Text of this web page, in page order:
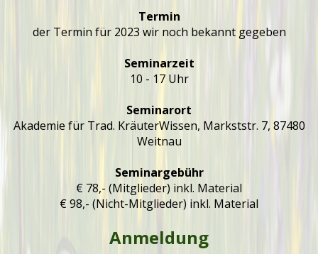
Termin
der Termin für 2023 wir noch bekannt gegeben
Seminarzeit
10 - 17 Uhr
Seminarort
Akademie für Trad. KräuterWissen, Markststr. 7, 87480
Weitnau
Seminargebühr
€ 78,- (Mitglieder) inkl. Material
€ 98,- (Nicht-Mitglieder) inkl. Material
Anmeldung